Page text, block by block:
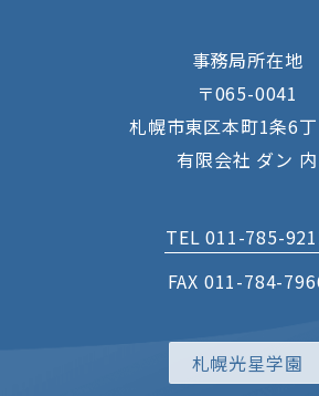
お問い合わせ
事務局所在地
〒065-0041
札幌市東区本町1条6
有限会社 ダン 内
TEL 011-785-
FAX 011-784-
札幌光星学園